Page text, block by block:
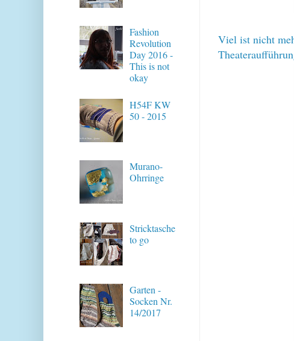
Viel ist nicht
Fashion
Revolution
Day 2016 -
This is not
okay
H54F KW
50 - 2015
Murano-
Ohrringe
Stricktasche
to go
Garten -
Socken Nr.
14/2017